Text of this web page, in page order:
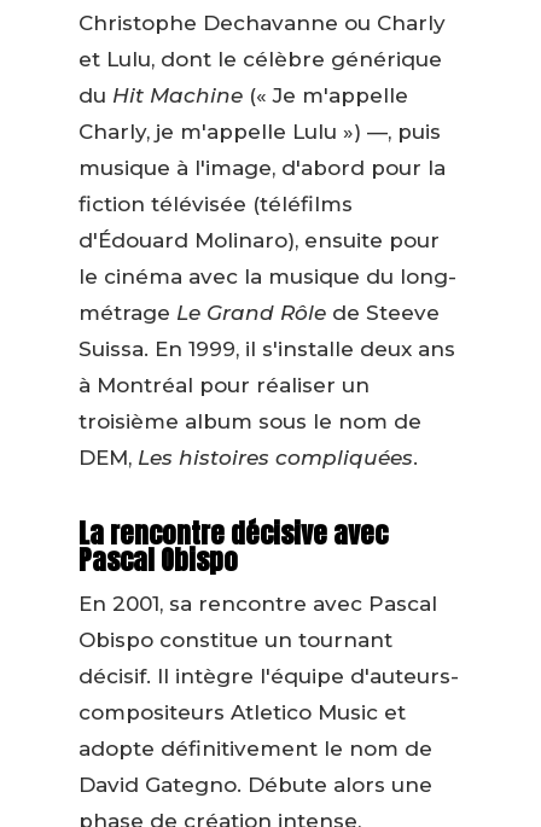
Christophe Dechavanne ou Charly
et Lulu, dont le célèbre générique
du Hit Machine(« Je m'appelle
Charly, je m'appelle Lulu ») —, puis
musique à l'image, d'abord pour la
fiction télévisée (téléfilms
d'Édouard Molinaro), ensuite pour
le cinéma avec la musique du long-
métrage Le Grand Rôlede Steeve
Suissa. En 1999, il s'installe deux ans
à Montréal pour réaliser un
troisième album sous le nom de
DEM, Les histoires compliquées.
La rencontre décisive avec
Pascal Obispo
En 2001, sa rencontre avec Pascal
Obispo constitue un tournant
décisif. Il intègre l'équipe d'auteurs-
compositeurs Atletico Music et
adopte définitivement le nom de
David Gategno. Débute alors une
phase de création intense,